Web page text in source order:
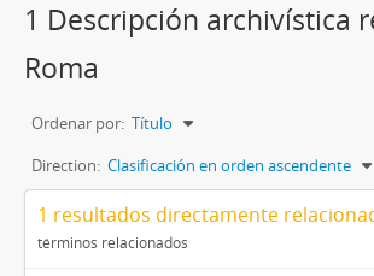
1 Descripción archivística
Roma
Ordenar por: Título
Direction: Clasificación en orden ascendente
1 resultados directamente
términos relacionados